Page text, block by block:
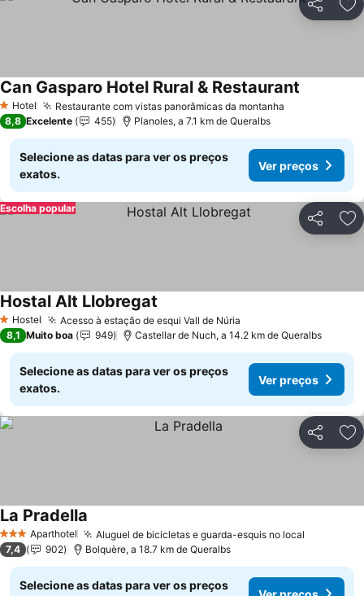
Partilhar
1 Estrelas
Hotel Restaurante com vistas panorâmicas da montanha
Can Gasparo Hotel Rural & Restaurant
8,8 Excelente 455 Planoles, a 7.1 km de Queralbs
Selecione as datas para ver os preços
exatos.
Ver preços
Partilhar
Escolha popular
1 Estrelas
Hostel Acesso à estação de esqui Vall de Núria
Hostal Alt Llobregat
8,1 Muito boa 949 Castellar de Nuch, a 14.2 km de Queralbs
Selecione as datas para ver os preços
exatos.
Ver preços
Partilhar
3 EstrelasAparthotel Aluguel de bicicletas e guarda-esquis no local
La Pradella
7,4 902 Bolquère, a 18.7 km de Queralbs
Selecione as datas para ver os preços